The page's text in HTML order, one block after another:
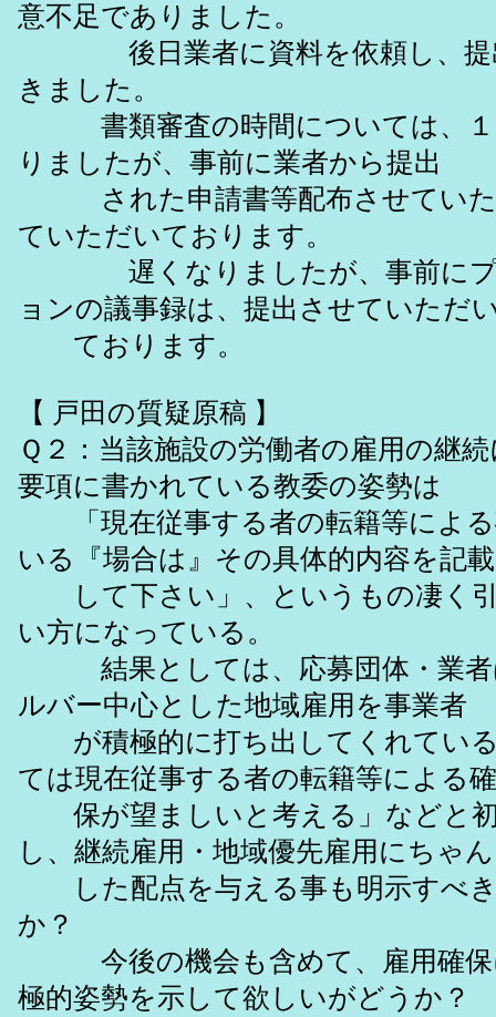
意不足でありました。
後日業者に資料を依頼し、提
きました。
書類審査の時間については、１
りましたが、事前に業者から提出
された申請書等配布させていた
ていただいております。
遅くなりましたが、事前にプ
ョンの議事録は、提出させていただ
ております。
【 戸田の質疑原稿 】
Ｑ２：当該施設の労働者の雇用の継
要項に書かれている教委の姿勢は
「現在従事する者の転籍等による
いる『場合は』その具体的内容を記載
して下さい」、というもの凄く
い方になっている。
結果としては、応募団体・業者
ルバー中心とした地域雇用を事業者
が積極的に打ち出してくれてい
ては現在従事する者の転籍等による確
保が望ましいと考える」などと
し、継続雇用・地域優先雇用にちゃ
した配点を与える事も明示すべ
か？
今後の機会も含めて、雇用確保
極的姿勢を示して欲しいがどうか？